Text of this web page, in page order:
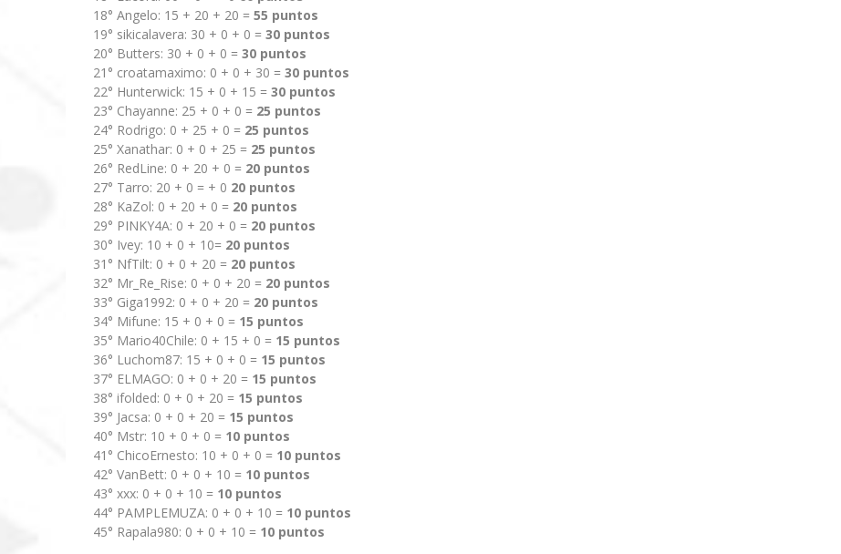
18° Angelo: 15 + 20 + 20 = 55 puntos
19° sikicalavera: 30 + 0 + 0 = 30 puntos
20° Butters: 30 + 0 + 0 = 30 puntos
21° croatamaximo: 0 + 0 + 30 = 30 puntos
22° Hunterwick: 15 + 0 + 15 = 30 puntos
23° Chayanne: 25 + 0 + 0 = 25 puntos
24° Rodrigo: 0 + 25 + 0 = 25 puntos
25° Xanathar: 0 + 0 + 25 = 25 puntos
26° RedLine: 0 + 20 + 0 = 20 puntos
27° Tarro: 20 + 0 = + 0 20 puntos
28° KaZol: 0 + 20 + 0 = 20 puntos
29° PINKY4A: 0 + 20 + 0 = 20 puntos
30° Ivey: 10 + 0 + 10= 20 puntos
31° NfTilt: 0 + 0 + 20 = 20 puntos
32° Mr_Re_Rise: 0 + 0 + 20 = 20 puntos
33° Giga1992: 0 + 0 + 20 = 20 puntos
34° Mifune: 15 + 0 + 0 = 15 puntos
35° Mario40Chile: 0 + 15 + 0 = 15 puntos
36° Luchom87: 15 + 0 + 0 = 15 puntos
37° ELMAGO: 0 + 0 + 20 = 15 puntos
38° ifolded: 0 + 0 + 20 = 15 puntos
39° Jacsa: 0 + 0 + 20 = 15 puntos
40° Mstr: 10 + 0 + 0 = 10 puntos
41° ChicoErnesto: 10 + 0 + 0 = 10 puntos
42° VanBett: 0 + 0 + 10 = 10 puntos
43° xxx: 0 + 0 + 10 = 10 puntos
44° PAMPLEMUZA: 0 + 0 + 10 = 10 puntos
45° Rapala980: 0 + 0 + 10 = 10 puntos